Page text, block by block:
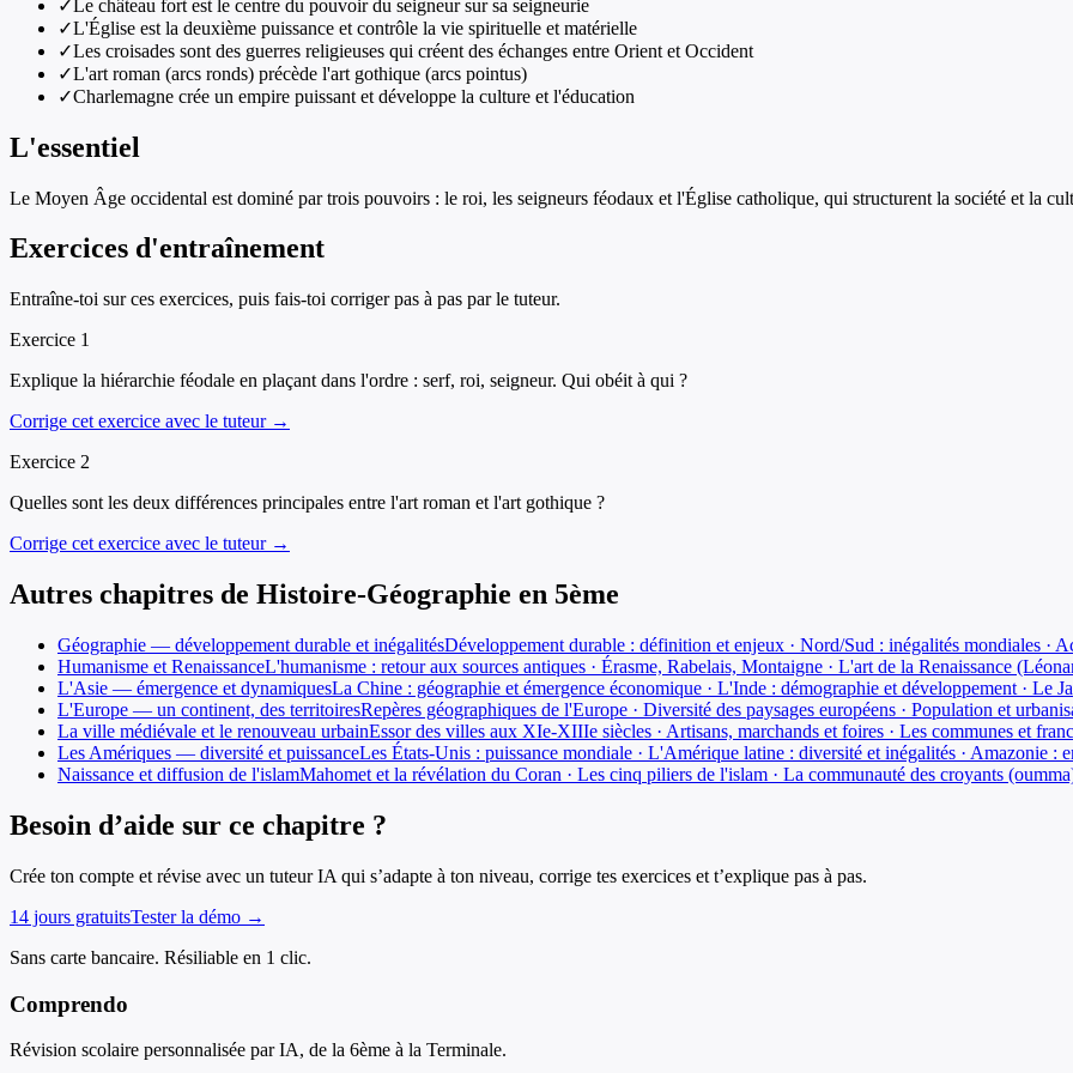
✓Le château fort est le centre du pouvoir du seigneur sur sa seigneurie
✓L'Église est la deuxième puissance et contrôle la vie spirituelle et matérielle
✓Les croisades sont des guerres religieuses qui créent des échanges entre Orient et Occident
✓L'art roman (arcs ronds) précède l'art gothique (arcs pointus)
✓Charlemagne crée un empire puissant et développe la culture et l'éducation
L'essentiel
Le Moyen Âge occidental est dominé par trois pouvoirs : le roi, les seigneurs féodaux et l'Église catholique, qui structurent la société et la
Exercices d'entraînement
Entraîne-toi sur ces exercices, puis fais-toi corriger pas à pas par le tuteur.
Exercice 1
Explique la hiérarchie féodale en plaçant dans l'ordre : serf, roi, seigneur. Qui obéit à qui ?
Corrige cet exercice avec le tuteur →
Exercice 2
Quelles sont les deux différences principales entre l'art roman et l'art gothique ?
Corrige cet exercice avec le tuteur →
Autres chapitres de Histoire-Géographie en 5ème
Géographie — développement durable et inégalitésDéveloppement durable : définition et enjeux · Nord/Sud : inégalités mondiales ·
Humanisme et RenaissanceL'humanisme : retour aux sources antiques · Érasme, Rabelais, Montaigne · L'art de la Renaissance
L'Asie — émergence et dynamiquesLa Chine : géographie et émergence économique · L'Inde : démographie et développement · Le
L'Europe — un continent, des territoiresRepères géographiques de l'Europe · Diversité des paysages européens · Population et
La ville médiévale et le renouveau urbainEssor des villes aux XIe-XIIIe siècles · Artisans, marchands et foires · Les communes et
Les Amériques — diversité et puissanceLes États-Unis : puissance mondiale · L'Amérique latine : diversité et inégalités · Amazonie :
Naissance et diffusion de l'islamMahomet et la révélation du Coran · Les cinq piliers de l'islam · La communauté des croyants
Besoin d’aide sur ce chapitre ?
Crée ton compte et révise avec un tuteur IA qui s’adapte à ton niveau, corrige tes exercices et t’explique pas à pas.
14 jours gratuitsTester la démo →
Sans carte bancaire. Résiliable en 1 clic.
Comprendo
Révision scolaire personnalisée par IA, de la 6ème à la Terminale.